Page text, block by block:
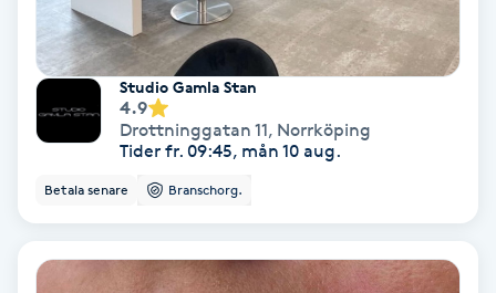
Tatuering
Tatueringsborttagning
Thaimassage
Toning
Studio Gamla Stan
4.9
Drottninggatan 11, Norrköping
Tider fr. 09:45, mån 10 aug.
Betala senare Branschorg.